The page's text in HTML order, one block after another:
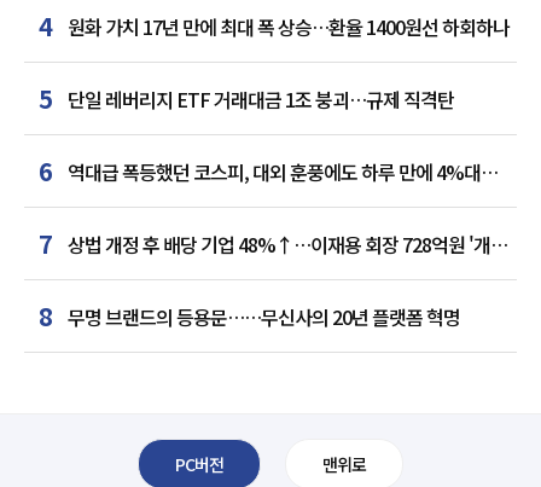
4 원화 가치 17년 만에 최대 폭 상승…환율 1400원선 하회하나
5 단일 레버리지 ETF 거래대금 1조 붕괴…규제 직격탄
6 역대급 폭등했던 코스피, 대외 훈풍에도 하루 만에 4%대
급락
7 상법 개정 후 배당 기업 48%↑…이재용 회장 728억원 '개인
최다'
8 무명 브랜드의 등용문……무신사의 20년 플랫폼 혁명
PC버전 맨위로